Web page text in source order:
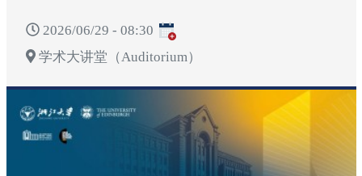
2026/06/29 - 08:30
学术大讲堂（Auditorium）